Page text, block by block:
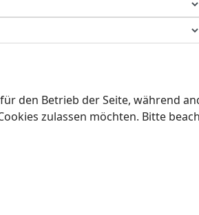
den Betrieb der Seite, während
zulassen möchten. Bitte